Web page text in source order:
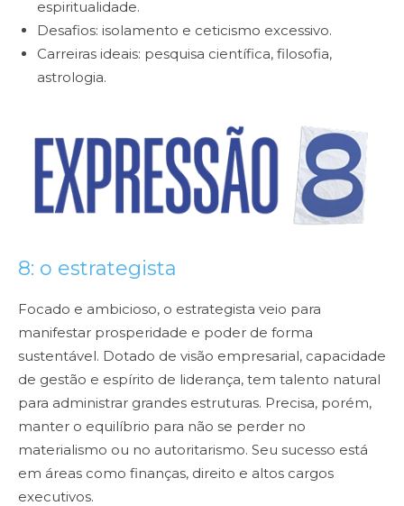
espiritualidade.
Desafios: isolamento e ceticismo excessivo.
Carreiras ideais: pesquisa científica, filosofia,
astrologia.
8: o estrategista
Focado e ambicioso, o estrategista veio para
manifestar prosperidade e poder de forma
sustentável. Dotado de visão empresarial, capacidade
de gestão e espírito de liderança, tem talento natural
para administrar grandes estruturas. Precisa, porém,
manter o equilíbrio para não se perder no
materialismo ou no autoritarismo. Seu sucesso está
em áreas como finanças, direito e altos cargos
executivos.